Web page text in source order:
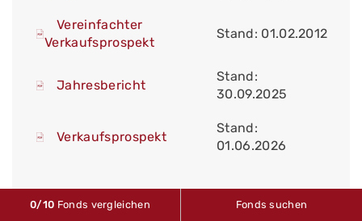
Vereinfachter
Verkaufsprospekt
Stand: 01.02.2012
Jahresbericht
Stand:
30.09.2025
Verkaufsprospekt
Stand:
01.06.2026
0/10 Fonds vergleichen Fonds suchen